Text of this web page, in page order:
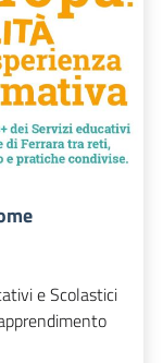
e Scolastici